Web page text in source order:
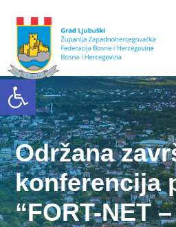
Održana
konferencija
“FORT-NET
Open toolbar